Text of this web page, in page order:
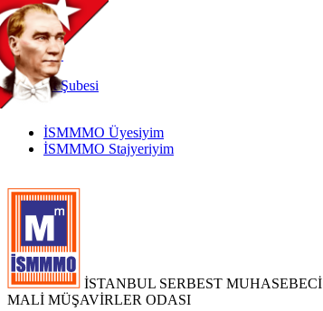
TR
|
EN
İnternetŞubesi
İSMMMO Üyesiyim
İSMMMO Stajyeriyim
İSTANBUL SERBEST MUHASEBECİ
MALİ MÜŞAVİRLER ODASI